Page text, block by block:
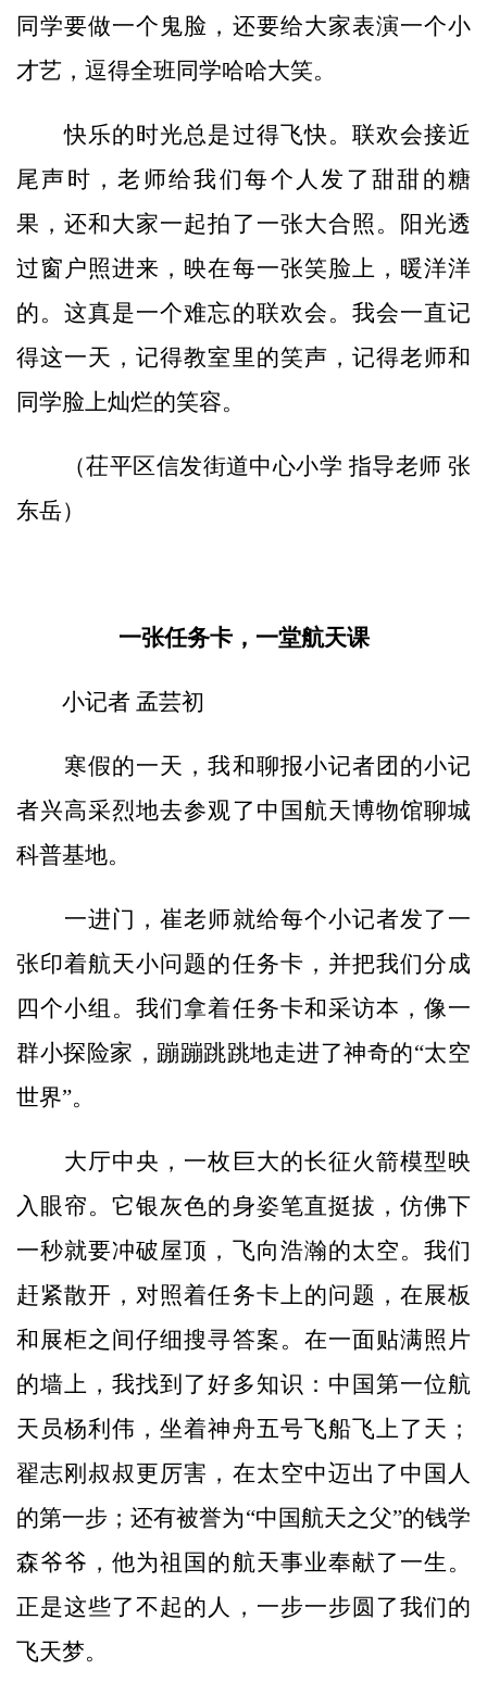
同学要做一个鬼脸，还要给大家表演一个小
才艺，逗得全班同学哈哈大笑。
快乐的时光总是过得飞快。联欢会接近
尾声时，老师给我们每个人发了甜甜的糖
果，还和大家一起拍了一张大合照。阳光透
过窗户照进来，映在每一张笑脸上，暖洋洋
的。这真是一个难忘的联欢会。我会一直记
得这一天，记得教室里的笑声，记得老师和
同学脸上灿烂的笑容。
（茌平区信发街道中心小学 指导老师 张
东岳）
一张任务卡，一堂航天课
小记者 孟芸初
寒假的一天，我和聊报小记者团的小记
者兴高采烈地去参观了中国航天博物馆聊城
科普基地。
一进门，崔老师就给每个小记者发了一
张印着航天小问题的任务卡，并把我们分成
四个小组。我们拿着任务卡和采访本，像一
群小探险家，蹦蹦跳跳地走进了神奇的“太空
世界”。
大厅中央，一枚巨大的长征火箭模型映
入眼帘。它银灰色的身姿笔直挺拔，仿佛下
一秒就要冲破屋顶，飞向浩瀚的太空。我们
赶紧散开，对照着任务卡上的问题，在展板
和展柜之间仔细搜寻答案。在一面贴满照片
的墙上，我找到了好多知识：中国第一位航
天员杨利伟，坐着神舟五号飞船飞上了天；
翟志刚叔叔更厉害，在太空中迈出了中国人
的第一步；还有被誉为“中国航天之父”的钱学
森爷爷，他为祖国的航天事业奉献了一生。
正是这些了不起的人，一步一步圆了我们的
飞天梦。